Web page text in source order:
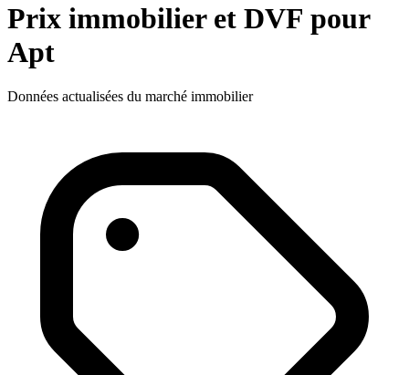
Prix immobilier et DVF pour
Apt
Données actualisées du marché immobilier